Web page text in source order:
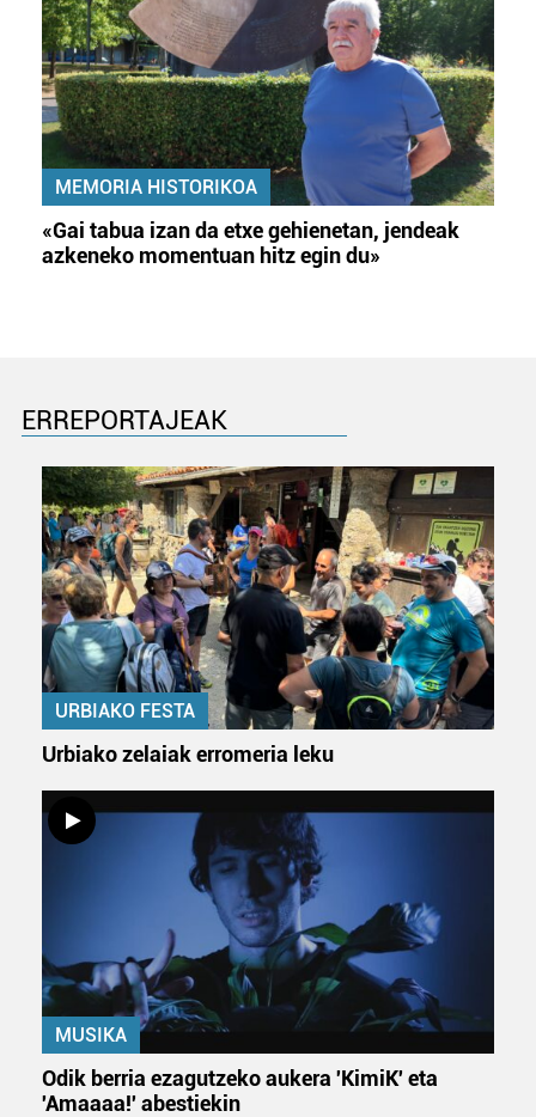
MEMORIA HISTORIKOA
«Gai tabua izan da etxe gehienetan, jendeak
azkeneko momentuan hitz egin du»
ERREPORTAJEAK
URBIAKO FESTA
Urbiako zelaiak erromeria leku
MUSIKA
Odik berria ezagutzeko aukera 'KimiK' eta
'Amaaaa!' abestiekin